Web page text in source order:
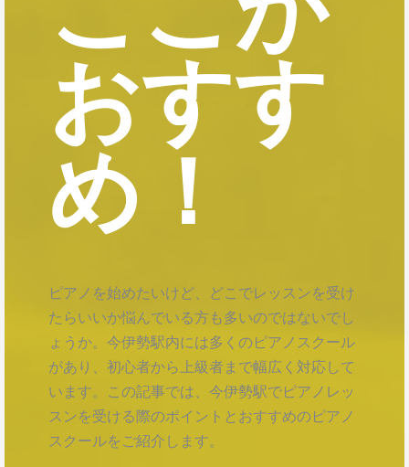
おすす
め！
ピアノを始めたいけど、どこでレッスンを受け
たらいいか悩んでいる方も多いのではないでし
ょうか。今伊勢駅内には多くのピアノスクール
があり、初心者から上級者まで幅広く対応して
います。この記事では、今伊勢駅でピアノレッ
スンを受ける際のポイントとおすすめのピアノ
スクールをご紹介します。